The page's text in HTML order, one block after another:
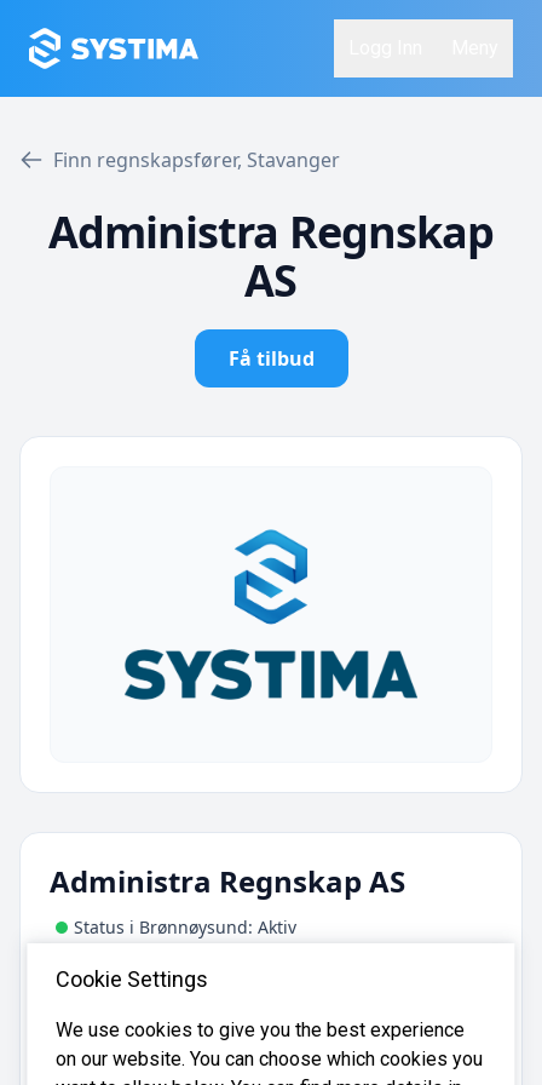
Finn regnskapsfører, Stavanger
Administra Regnskap
AS
Få tilbud
Administra Regnskap AS
Status i Brønnøysund: Aktiv
Adresse:
Frue Terrasse 29, 4012 Stavanger
Administra Regnskap AS er registrert i
Cookie Settings
We use cookies to give you the best experience
on our website. You can choose which cookies you